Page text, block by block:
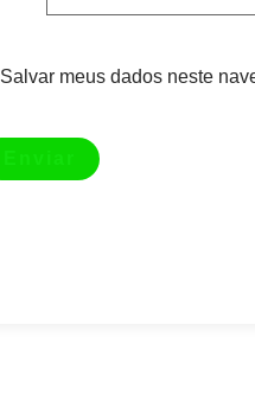
Salvar meus dados neste